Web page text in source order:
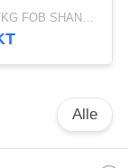
USD0.9-1.9/KG FOB SHANGHAI MOQ:1000kg
Alle